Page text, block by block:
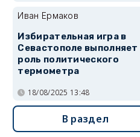
Иван Ермаков
Избирательная игра в
Севастополе выполняет
роль политического
термометра
18/08/2025 13:48
В раздел